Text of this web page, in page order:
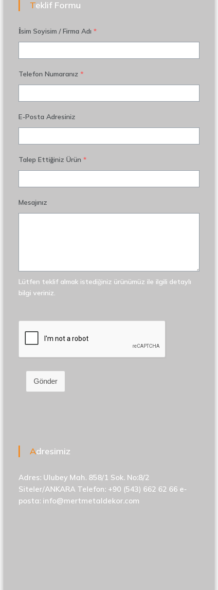
Teklif Formu
İsim Soyisim / Firma Adı *
Telefon Numaranız *
E-Posta Adresiniz
Talep Ettiğiniz Ürün *
Mesajınız
Lütfen teklif almak istediğiniz ürünümüz ile ilgili detaylı
bilgi veriniz.
Gönder
Adresimiz
Adres: Ulubey Mah. 858/1 Sok. No:8/2
Siteler/ANKARA Telefon: +90 (543) 662 62 66 e-
posta: info@mertmetaldekor.com